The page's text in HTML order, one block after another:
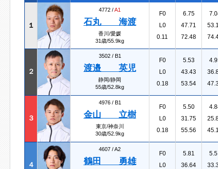
１
4772 /A1
石丸 海渡
香川/愛媛
31歳/55.9kg
F0
L0
0.11
6.75
47.71
72.48
２
3502 / B1
渡邉 英児
静岡/静岡
55歳/52.8kg
F0
L0
0.18
5.53
43.43
53.54
３
4976 / B1
金山 立樹
東京/神奈川
30歳/52.9kg
F0
L0
0.18
5.50
31.75
55.56
４
4607 /A2
鶴田 勇雄
F0
L0
5.81
36.64